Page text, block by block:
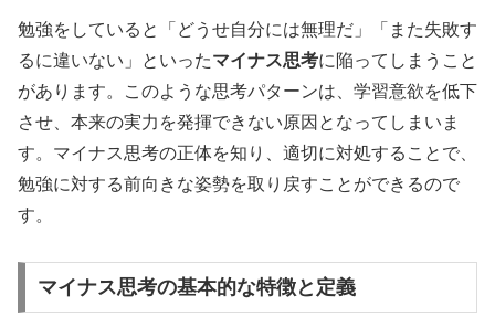
勉強をしていると「どうせ自分には無理だ」「また失敗す
るに違いない」といったマイナス思考に陥ってしまうこと
があります。このような思考パターンは、学習意欲を低下
させ、本来の実力を発揮できない原因となってしまいま
す。マイナス思考の正体を知り、適切に対処することで、
勉強に対する前向きな姿勢を取り戻すことができるので
す。
マイナス思考の基本的な特徴と定義